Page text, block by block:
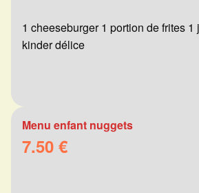
1 cheeseburger 1 portion de frites 1
kinder délice
Menu enfant nuggets
7.50 €